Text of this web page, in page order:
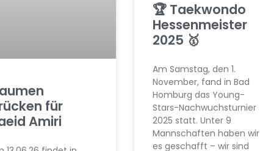
für
Amiri
🏆 Taekwondo
Hessenmeister
2025 🥇
Am Samstag, den 1.
November, fand in Bad
Homburg das Young-
Stars-Nachwuchsturnier
2025 statt. Unter 9
Mannschaften haben wir
es geschafft – wir sind